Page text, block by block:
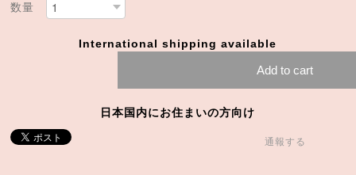
数量
International shipping available
Add to cart
日本国内にお住まいの方向け
通報する